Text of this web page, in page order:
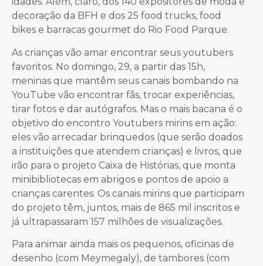
decoração da BFH e dos 25 food trucks, food
bikes e barracas gourmet do Rio Food Parque.
As crianças vão amar encontrar seus youtubers
favoritos. No domingo, 29, a partir das 15h,
meninas que mantêm seus canais bombando na
YouTube vão encontrar fãs, trocar experiências,
tirar fotos e dar autógrafos. Mas o mais bacana é o
objetivo do encontro Youtubers mirins em ação:
eles vão arrecadar brinquedos (que serão doados
a instituições que atendem crianças) e livros, que
irão para o projeto Caixa de Histórias, que monta
minibibliotecas em abrigos e pontos de apoio a
crianças carentes. Os canais mirins que participam
do projeto têm, juntos, mais de 865 mil inscritos e
já ultrapassaram 157 milhões de visualizações.
Para animar ainda mais os pequenos, oficinas de
desenho (com Meymegaly), de tambores (com